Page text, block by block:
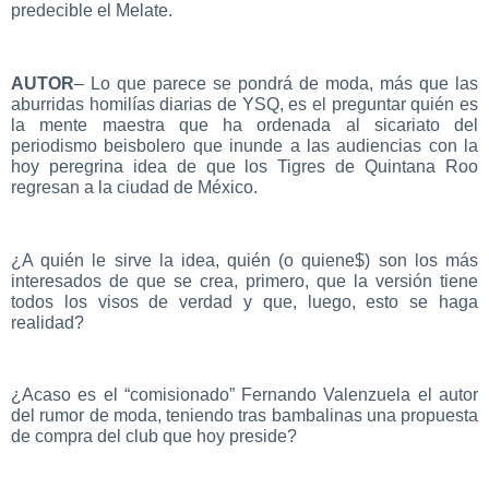
predecible el Melate.
AUTOR– Lo que parece se pondrá de moda, más que las
aburridas homilías diarias de YSQ, es el preguntar quién es
la mente maestra que ha ordenada al sicariato del
periodismo beisbolero que inunde a las audiencias con la
hoy peregrina idea de que los Tigres de Quintana Roo
regresan a la ciudad de México.
¿A quién le sirve la idea, quién (o quiene$) son los más
interesados de que se crea, primero, que la versión tiene
todos los visos de verdad y que, luego, esto se haga
realidad?
¿Acaso es el “comisionado” Fernando Valenzuela el autor
del rumor de moda, teniendo tras bambalinas una propuesta
de compra del club que hoy preside?